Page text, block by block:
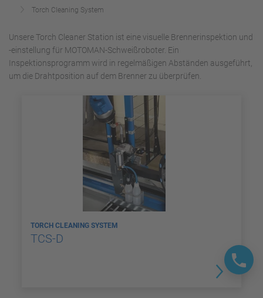
Torch Cleaning System
Unsere Torch Cleaner Station ist eine visuelle Brennerinspektion und
-einstellung für MOTOMAN-Schweißroboter. Ein
Inspektionsprogramm wird in regelmäßigen Abständen ausgeführt,
um die Drahtposition auf dem Brenner zu überprüfen.
TORCH CLEANING SYSTEM
TCS-D